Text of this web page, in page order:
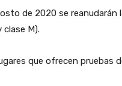
de 2020 se reanudarán
M).
que ofrecen pruebas